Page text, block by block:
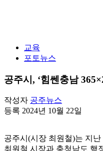
교육
포토뉴스
공주시, ‘힘쎈충남
작성자 공주뉴스
등록 2024년 10월 22일
공주시(시장 최원철)는 지
최원철 시장과 충청남도 행